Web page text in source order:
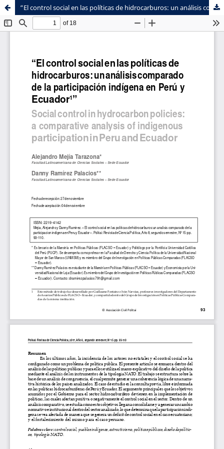
Sistema de
Bibliotecas
Facultad de
Ciencias Sociales
“El control social en las políticas de hidrocarburos: un análisis comparado de la participación indígena en Perú y Ecuador”